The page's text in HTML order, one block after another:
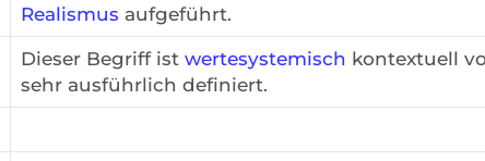
Realismus aufgeführt.
Dieser Begriff ist wertesystemisch kontextuell
sehr ausführlich definiert.